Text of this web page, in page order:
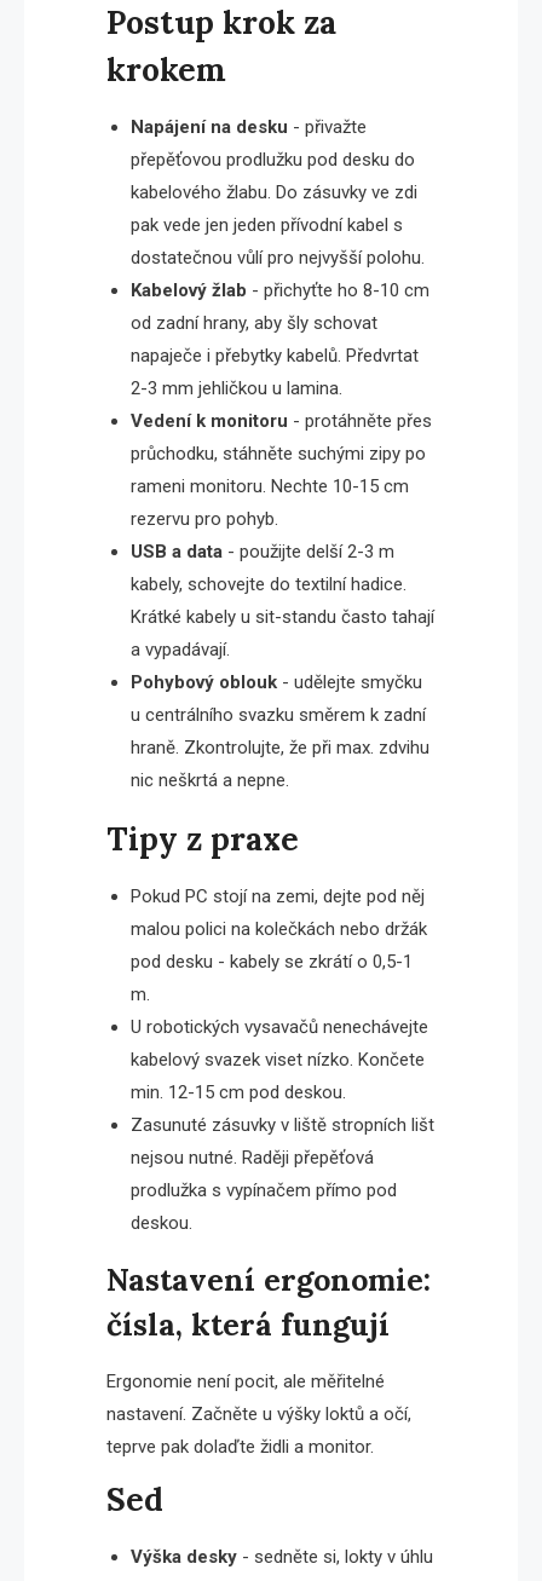
Postup krok za
krokem
Napájení na desku - přivažte
přepěťovou prodlužku pod desku do
kabelového žlabu. Do zásuvky ve zdi
pak vede jen jeden přívodní kabel s
dostatečnou vůlí pro nejvyšší polohu.
Kabelový žlab - přichyťte ho 8-10 cm
od zadní hrany, aby šly schovat
napaječe i přebytky kabelů. Předvrtat
2-3 mm jehličkou u lamina.
Vedení k monitoru - protáhněte přes
průchodku, stáhněte suchými zipy po
rameni monitoru. Nechte 10-15 cm
rezervu pro pohyb.
USB a data - použijte delší 2-3 m
kabely, schovejte do textilní hadice.
Krátké kabely u sit-standu často tahají
a vypadávají.
Pohybový oblouk - udělejte smyčku
u centrálního svazku směrem k zadní
hraně. Zkontrolujte, že při max. zdvihu
nic neškrtá a nepne.
Tipy z praxe
Pokud PC stojí na zemi, dejte pod něj
malou polici na kolečkách nebo držák
pod desku - kabely se zkrátí o 0,5-1
m.
U robotických vysavačů nenechávejte
kabelový svazek viset nízko. Končete
min. 12-15 cm pod deskou.
Zasunuté zásuvky v liště stropních lišt
nejsou nutné. Raději přepěťová
prodlužka s vypínačem přímo pod
deskou.
Nastavení ergonomie:
čísla, která fungují
Ergonomie není pocit, ale měřitelné
nastavení. Začněte u výšky loktů a očí,
teprve pak dolaďte židli a monitor.
Sed
Výška desky - sedněte si, lokty v úhlu